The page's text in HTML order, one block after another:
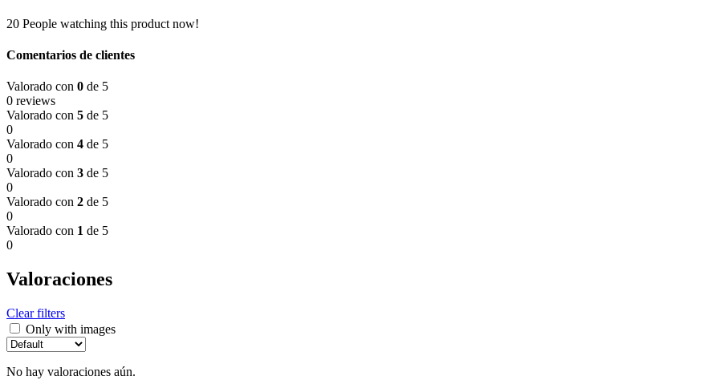
20 People watching this product now!
Comentarios de clientes
Valorado con 0 de 5
0 reviews
Valorado con 5 de 5
0
Valorado con 4 de 5
0
Valorado con 3 de 5
0
Valorado con 2 de 5
0
Valorado con 1 de 5
0
Valoraciones
Clear filters
Only with images
No hay valoraciones aún.